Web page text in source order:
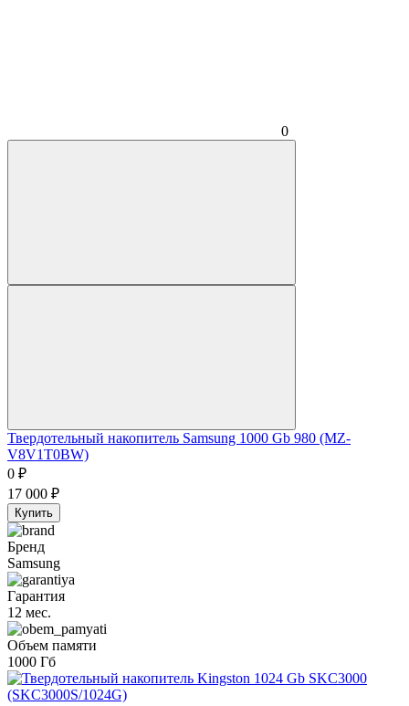
0
Твердотельный накопитель Samsung 1000 Gb 980 (MZ-
V8V1T0BW)
0 ₽
17 000 ₽
Купить
Бренд
Samsung
Гарантия
12 мес.
Объем памяти
1000 Гб